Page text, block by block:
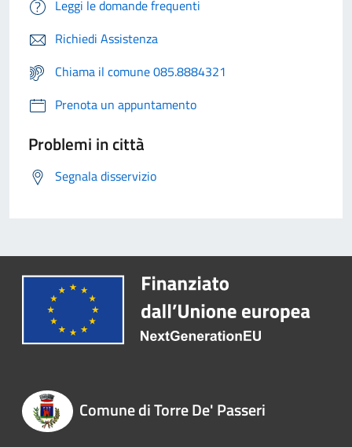
Leggi le domande frequenti
Richiedi Assistenza
Chiama il comune 085.8884321
Prenota un appuntamento
Problemi in città
Segnala disservizio
Comune di Torre De' Passeri